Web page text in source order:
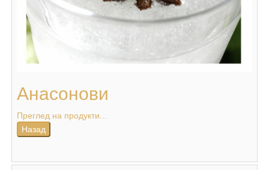
Анасонови
Преглед на продукти...